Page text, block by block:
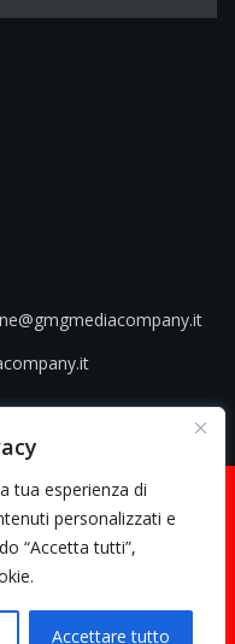
tua esperienza di
personalizzati e
“Accetta tutti”,
Accettare tutto
| Sede legale: Corso
REA: AV - 313130 | Domicilio